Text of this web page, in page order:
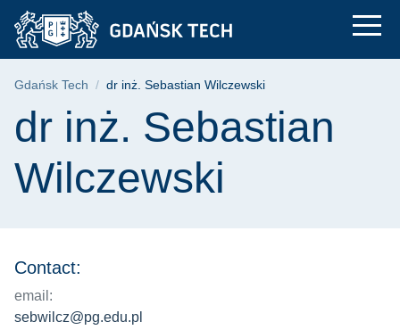
Skip
Skip
search
Skip
content
dr inż. Sebastian
Breadcrumb
Gdańsk Tech dr inż. Sebastian Wilczewski
Page content
dr inż. Sebastian
Wilczewski
Contact:
email:
sebwilcz@pg.edu.pl